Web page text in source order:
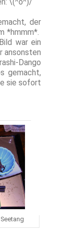
der
*hmmm*.
war ein
ansonsten
Dango
gemacht,
sie sofort